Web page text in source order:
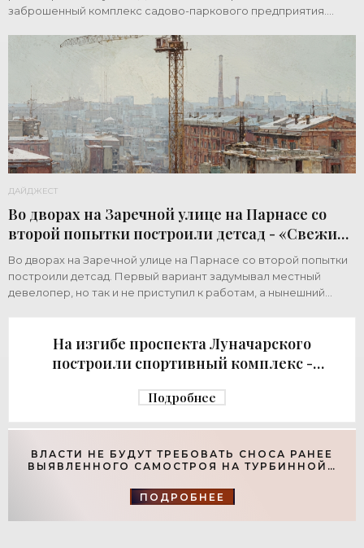
заброшенный комплекс садово-паркового предприятия.
ДАЙДЖЕСТ
Во дворах на Заречной улице на Парнасе со
второй попытки построили детсад - «Свежие
новости строительства»
Во дворах на Заречной улице на Парнасе со второй попытки
построили детсад. Первый вариант задумывал местный
девелопер, но так и не приступил к работам, а нынешний
На изгибе проспекта Луначарского
построили спортивный комплекс -
Подробнее
ВЛАСТИ НЕ БУДУТ ТРЕБОВАТЬ СНОСА РАНЕЕ
ВЫЯВЛЕННОГО САМОСТРОЯ НА ТУРБИННОЙ -
ПОДРОБНЕЕ